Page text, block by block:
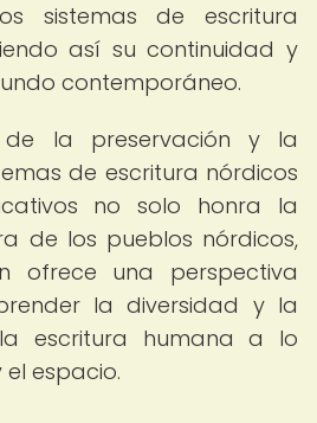
sistemas de escritura
así su continuidad y
contemporáneo.
de la preservación y la
de escritura nórdicos
no solo honra la
de los pueblos nórdicos,
ofrece una perspectiva
la diversidad y la
escritura humana a lo
espacio.